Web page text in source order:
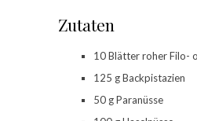
Zutaten
10 Blätter roher Filo-
125 g Backpistazien
50 g Paranüsse